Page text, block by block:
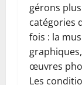
gérons
catégories
fois : la
œuvres
Les